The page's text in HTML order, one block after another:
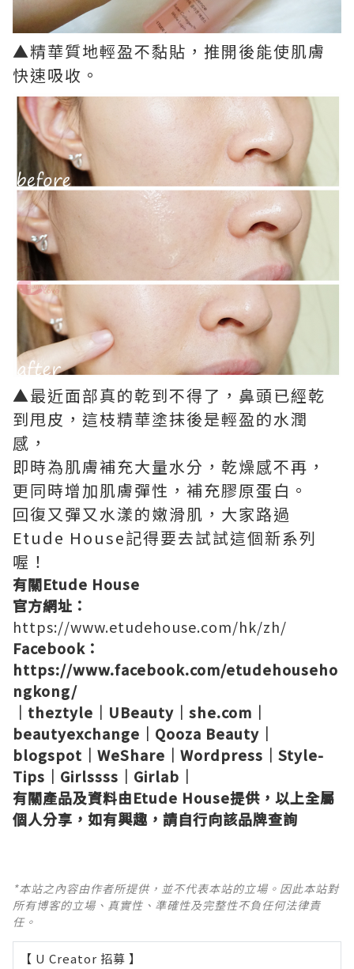
▲精華質地輕盈不黏貼，推開後能使肌膚
快速吸收。
▲最近面部真的乾到不得了，鼻頭已經乾
到甩皮，這枝精華塗抹後是輕盈的水潤
感，
即時為肌膚補充大量水分，乾燥感不再，
更同時增加肌膚彈性，補充膠原蛋白。
回復又彈又水漾的嫩滑肌，大家路過
Etude House記得要去試試這個新系列
喔！
有關Etude House
官方網址：
https://www.etudehouse.com/hk/zh/
Facebook：
https://www.facebook.com/etudehouseho
ngkong/
｜ theztyle ｜ UBeauty ｜ she.com ｜
beautyexchange ｜ Qooza Beauty ｜
blogspot ｜ WeShare ｜ Wordpress ｜ Style-
Tips ｜ Girlssss ｜ Girlab ｜
有關產品及資料由Etude House提供，以上全屬
個人分享，如有興趣，請自行向該品牌查詢
*本站之內容由作者所提供，並不代表本站的立場。因此本站對
所有博客的立場、真實性、準確性及完整性不負任何法律責
任。
【 U Creator 招募 】